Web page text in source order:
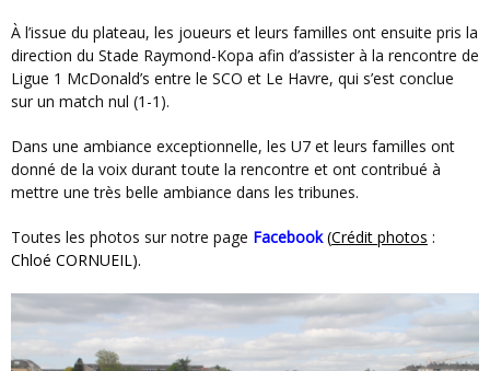
À l’issue du plateau, les joueurs et leurs familles ont ensuite pris la
direction du Stade Raymond-Kopa afin d’assister à la rencontre de
Ligue 1 McDonald’s entre le SCO et Le Havre, qui s’est conclue
sur un match nul (1-1).
Dans une ambiance exceptionnelle, les U7 et leurs familles ont
donné de la voix durant toute la rencontre et ont contribué à
mettre une très belle ambiance dans les tribunes.
Toutes les photos sur notre page Facebook (Crédit photos :
Chloé CORNUEIL).